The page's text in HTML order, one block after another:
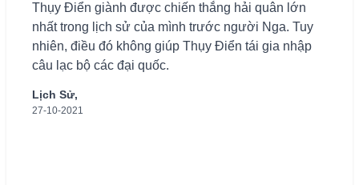
Thụy Điển giành được chiến thắng hải quân lớn
nhất trong lịch sử của mình trước người Nga. Tuy
nhiên, điều đó không giúp Thụy Điển tái gia nhập
câu lạc bộ các đại quốc.
Lịch Sử,
27-10-2021